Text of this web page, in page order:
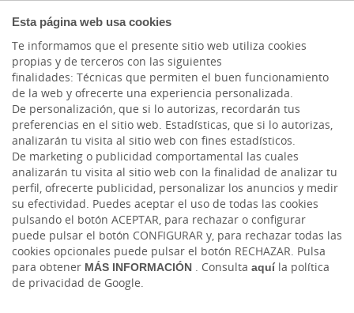
Esta página web usa cookies
Te informamos que el presente sitio web utiliza cookies
propias y de terceros con las siguientes
finalidades: Técnicas que permiten el buen funcionamiento
de la web y ofrecerte una experiencia personalizada.
De personalización, que si lo autorizas, recordarán tus
preferencias en el sitio web. Estadísticas, que si lo autorizas,
analizarán tu visita al sitio web con fines estadísticos.
De marketing o publicidad comportamental las cuales
analizarán tu visita al sitio web con la finalidad de analizar tu
perfil, ofrecerte publicidad, personalizar los anuncios y medir
su efectividad. Puedes aceptar el uso de todas las cookies
pulsando el botón ACEPTAR, para rechazar o configurar
puede pulsar el botón CONFIGURAR y, para rechazar todas las
cookies opcionales puede pulsar el botón RECHAZAR. Pulsa
para obtener MÁS INFORMACIÓN . Consulta aquíla política
de privacidad de Google.
Actualidad
Renta 2024: Novedades
y recomendaciones para
una nueva campaña.
Mié, 02/04/2025 - 12:00